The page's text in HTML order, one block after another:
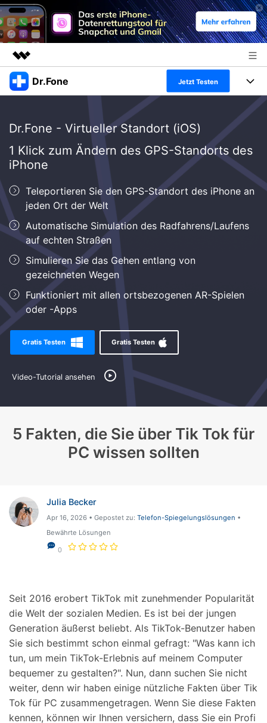
Top-Produkte
Überblick
Lösungen
Presseraum
Shop
Support
Dr.Fone Jetzt Testen
Alles-in-einem-Toolkit
Weitere Tools und Apps
Full Toolkit anzeigen >
Entdecken Sie weitere Dr.Fone-Lösungen
Lernen und Unterstützung
Ressourcen & Lernen
Hilfe und Unterstützung erhalten
Android 16 FRP-Umgehung
DOWNLOAD
Suchen
Dr.Fone - Virtueller Standort (iOS)
1 Klick zum Ändern des GPS-Standorts des
iPhone
Teleportieren Sie den GPS-Standort des iPhone an
jeden Ort der Welt
Automatische Simulation des Radfahrens/Laufens
auf echten Straßen
Simulieren Sie das Gehen entlang von
gezeichneten Wegen
Funktioniert mit allen ortsbezogenen AR-Spielen
oder -Apps
Gratis Testen Gratis Testen
Video-Tutorial ansehen
5 Fakten, die Sie über Tik Tok für
PC wissen sollten
Julia Becker
Apr 16, 2026 • Gepostet zu: Telefon-Spiegelungslösungen •
Bewährte Lösungen
0
Seit 2016 erobert TikTok mit zunehmender Popularität
die Welt der sozialen Medien. Es ist bei der jungen
Generation äußerst beliebt. Als TikTok-Benutzer haben
Sie sich bestimmt schon einmal gefragt: "Was kann ich
tun, um mein TikTok-Erlebnis auf meinem Computer
bequemer zu gestalten?". Nun, dann suchen Sie nicht
weiter, denn wir haben einige nützliche Fakten über Tik
Tok für PC zusammengetragen. Wenn Sie diese Fakten
kennen, können wir Ihnen versichern, dass Sie ein Profi